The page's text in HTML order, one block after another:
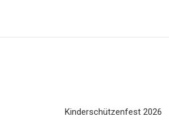
Kinderschützenfest 2026